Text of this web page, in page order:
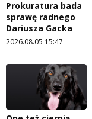
Prokuratura bada
sprawę radnego
Dariusza Gacka
2026.08.05 15:47